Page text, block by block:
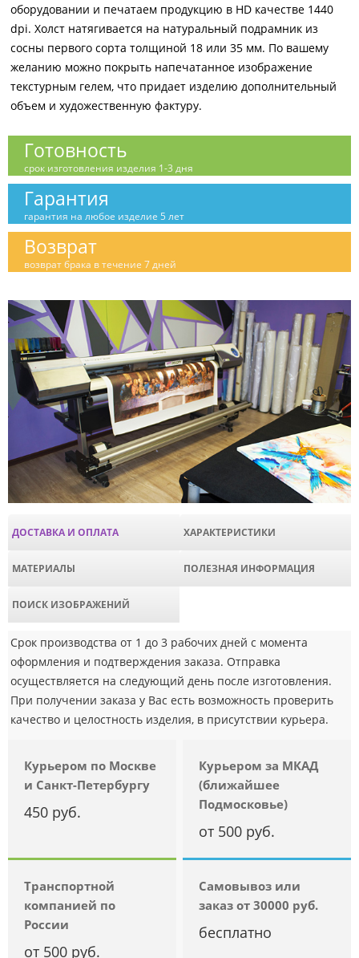
оборудовании и печатаем продукцию в HD качестве 1440
dpi. Холст натягивается на натуральный подрамник из
сосны первого сорта толщиной 18 или 35 мм. По вашему
желанию можно покрыть напечатанное изображение
текстурным гелем, что придает изделию дополнительный
объем и художественную фактуру.
Готовность
срок изготовления изделия 1-3 дня
Гарантия
гарантия на любое изделие 5 лет
Возврат
возврат брака в течение 7 дней
ДОСТАВКА И ОПЛАТА ХАРАКТЕРИСТИКИ
МАТЕРИАЛЫ ПОЛЕЗНАЯ ИНФОРМАЦИЯ
ПОИСК ИЗОБРАЖЕНИЙ
Срок производства от 1 до 3 рабочих дней с момента
оформления и подтверждения заказа. Отправка
осуществляется на следующий день после изготовления.
При получении заказа у Вас есть возможность проверить
качество и целостность изделия, в присутствии курьера.
Курьером по Москве
и Санкт-Петербургу
450 руб.
Курьером за МКАД
(ближайшее
Подмосковье)
от 500 руб.
Транспортной
компанией по
России
от 500 руб.
Самовывоз или
заказ от 30000 руб.
бесплатно